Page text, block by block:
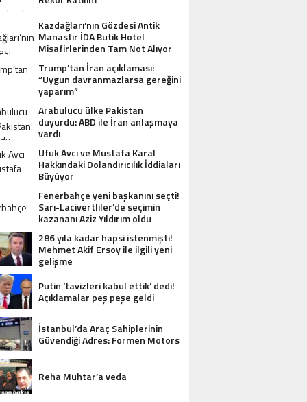
İRAN AÇIKLAMASI: “UYGUN
GEREĞINI YAPARIM”
Kazdağları’nın Gözdesi Antik
Manastır İDA Butik Hotel
Misafirlerinden Tam Not Alıyor
Trump’tan İran açıklaması:
“Uygun davranmazlarsa gereğini
yaparım”
Arabulucu ülke Pakistan
duyurdu: ABD ile İran anlaşmaya
vardı
Ufuk Avcı ve Mustafa Karal
Hakkındaki Dolandırıcılık İddiaları
Büyüyor
Fenerbahçe yeni başkanını seçti!
Sarı-Lacivertliler’de seçimin
kazananı Aziz Yıldırım oldu
286 yıla kadar hapsi istenmişti!
Mehmet Akif Ersoy ile ilgili yeni
gelişme
Putin ‘tavizleri kabul ettik’ dedi!
Açıklamalar peş peşe geldi
İstanbul’da Araç Sahiplerinin
Güvendiği Adres: Formen Motors
Reha Muhtar’a veda